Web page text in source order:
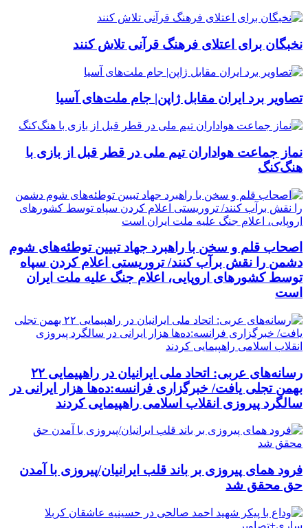
نخبگان برای اعتلای فرهنگ قرآنی تلاش کنند
تصاویر برد ایران مقابل ژاپن| جام ملت‌های آسیا
نماز جماعت هواداران تیم ملی در قطر قبل از بازی با
هنگ‌کنگ
اصحاب قلم و سخن با راهبرد جهاد تبیین توطئه‌های شوم
دشمن را نقش برآب کنند/ تروریستی اعلام کردن سپاه
توسط کشورهای اروپایی، اعلام جنگ علیه ملت ایران
است
رسانه‌های عربی: اتحاد ملی ایرانیان در راهپیمایی ۲۲
بهمن تجلی یافت/ خبرگزاری فرانسه:ده‌ها هزار ایرانی در
سالگرد پیروزی انقلاب اسلامی راهپیمایی کردند
فرود همای پیروزی بر باند قلب ایرانیان/پیروزی با آمدن
حق محقق شد